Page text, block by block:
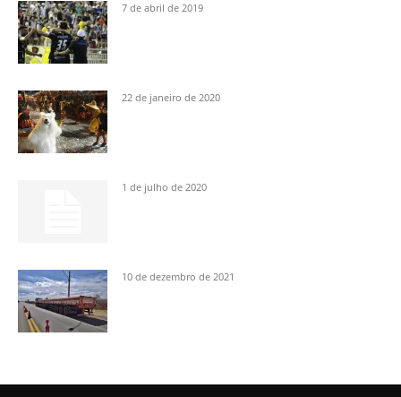
7 de abril de 2019
22 de janeiro de 2020
1 de julho de 2020
10 de dezembro de 2021